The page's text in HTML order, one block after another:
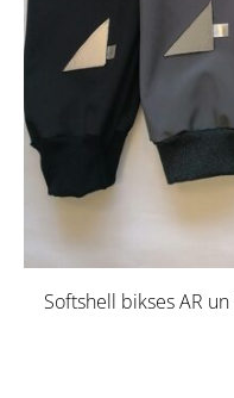
Softshell bikses AR